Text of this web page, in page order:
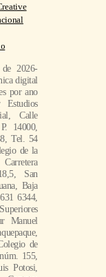
2026-
digital
por ano
Estudios
Calle
14000,
Tel. 54
de la
San
Baja
6344,
Manuel
de
155,
Potosi,